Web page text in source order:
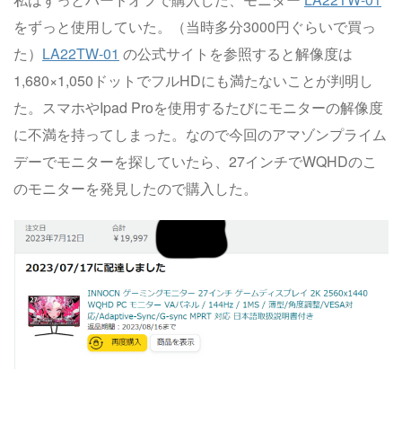
をずっと使用していた。（当時多分3000円ぐらいで買っ
た） LA22TW-01 の公式サイトを参照すると解像度は
1,680×1,050ドットでフルHDにも満たないことが判明し
た。スマホやIpad Proを使用するたびにモニターの解像度
に不満を持ってしまった。なので今回のアマゾンプライム
デーでモニターを探していたら、27インチでWQHDのこ
のモニターを発見したので購入した。